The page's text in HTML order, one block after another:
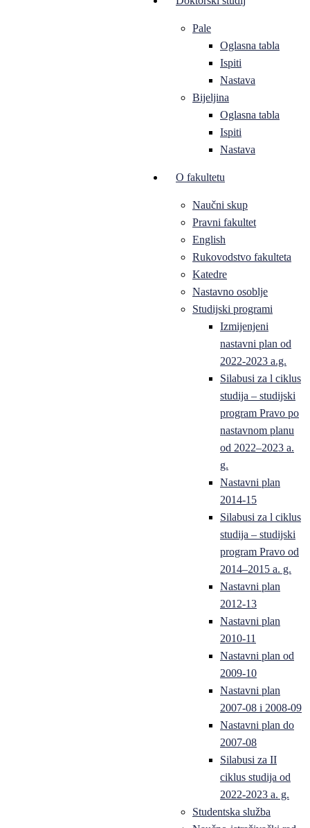
Pale
Oglasna tabla
Ispiti
Nastava
Bijeljina
Oglasna tabla
Ispiti
Nastava
O fakultetu
Naučni skup
Pravni fakultet
English
Rukovodstvo fakulteta
Katedre
Nastavno osoblje
Studijski programi
Izmijenjeni
nastavni plan od
2022-2023 a.g.
Silabusi za l ciklus
studija – studijski
program Pravo po
nastavnom planu
od 2022–2023 a.
g.
Nastavni plan
2014-15
Silabusi za l ciklus
studija – studijski
program Pravo od
2014–2015 a. g.
Nastavni plan
2012-13
Nastavni plan
2010-11
Nastavni plan od
2009-10
Nastavni plan
2007-08 i 2008-09
Nastavni plan do
2007-08
Silabusi za II
ciklus studija od
2022-2023 a. g.
Studentska služba